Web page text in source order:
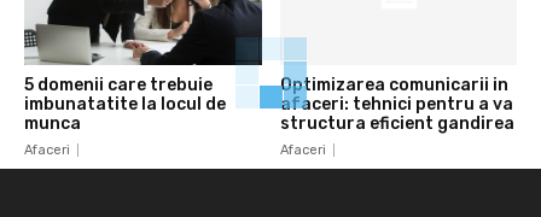
5 domenii care trebuie
imbunatatite la locul de
munca
Afaceri
Optimizarea comunicarii in
afaceri: tehnici pentru a va
structura eficient gandirea
Afaceri